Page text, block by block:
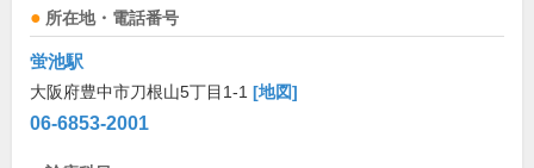
所在地・電話番号
蛍池駅
大阪府豊中市刀根山5丁目1-1 [地図]
06-6853-2001